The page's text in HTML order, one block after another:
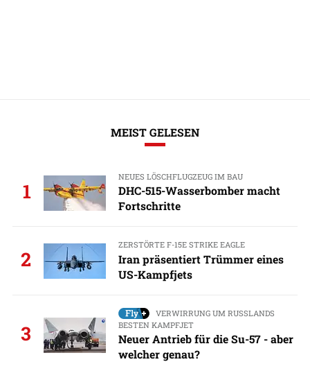
MEIST GELESEN
1
NEUES LÖSCHFLUGZEUG IM BAU
DHC-515-Wasserbomber macht
Fortschritte
2
ZERSTÖRTE F-15E STRIKE EAGLE
Iran präsentiert Trümmer eines
US-Kampfjets
3
VERWIRRUNG UM RUSSLANDS
BESTEN KAMPFJET
Neuer Antrieb für die Su-57 - aber
welcher genau?